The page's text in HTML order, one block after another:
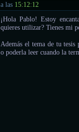
a las 15:12:12
¡Hola Pablo! Estoy
quieres utilizar? Tienes mi
Además el tema de tu tesis
o poderla leer cuando la